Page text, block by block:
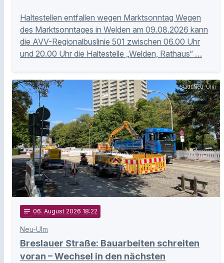
Haltestellen entfallen wegen Marktsonntag Wegen
des Marktsonntages in Welden am 09.08.2026 kann
die AVV-Regionalbuslinie 501 zwischen 06.00 Uhr
und 20.00 Uhr die Haltestelle „Welden, Rathaus“ …
Stadt Neu-Ulm
notes 06. August 2026 18:22
Neu-Ulm
Breslauer Straße: Bauarbeiten schreiten
voran – Wechsel in den nächsten